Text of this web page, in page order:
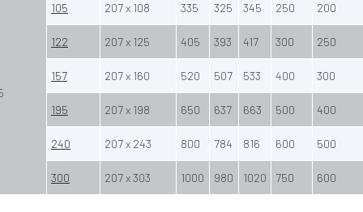
105 207 x 108 335 325 345 250 200
122 207 x 125 405 393 417 300 250
157 207 x 160 520 507 533 400 300
195 207 x 198 650 637 663 500 400
240 207 x 243 800 784 816 600 500
300 207 x 303 1000 980 1020 750 600